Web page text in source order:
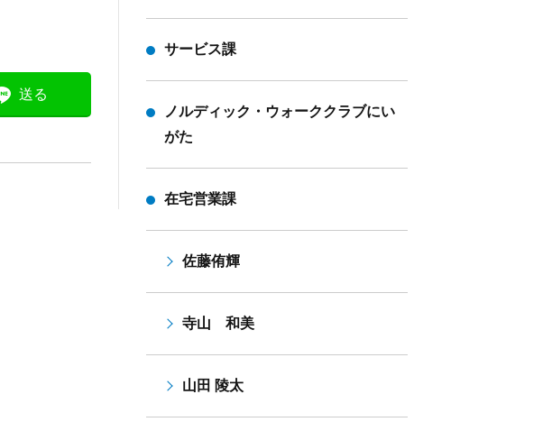
送る
サービス課
ノルディック・ウォーククラブにい
がた
在宅営業課
佐藤侑輝
寺山 和美
山田 陵太